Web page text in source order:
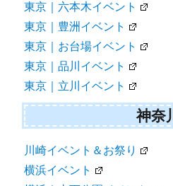
東京｜六本木イベント
東京｜豊洲イベント
東京｜お台場イベント
東京｜品川イベント
東京｜立川イベント
神奈川
川崎イベント＆お祭り
横浜イベント